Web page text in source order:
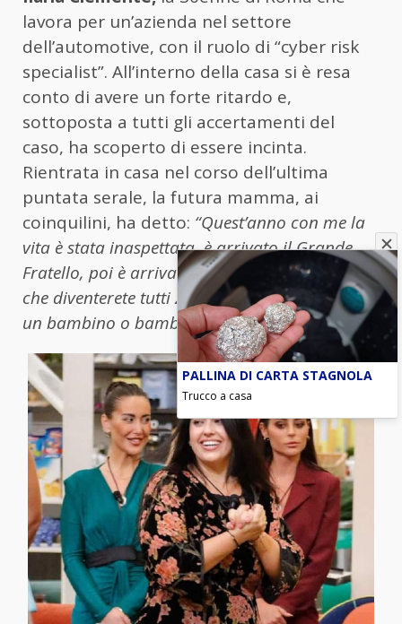
lavora per un’azienda nel settore
dell’automotive, con il ruolo di “cyber risk
specialist”. All’interno della casa si è resa
conto di avere un forte ritardo e,
sottoposta a tutti gli accertamenti del
caso, ha scoperto di essere incinta.
Rientrata in casa nel corso dell’ultima
puntata serale, la futura mamma, ai
coinquilini, ha detto: “Quest’anno con me la
vita è stata inaspettata, è arrivato il Grande
Fratello, poi è arrivato l’amore. Volevo dirvi
che diventerete tutti zii. Io e Dani aspettiamo
un bambino o bambina”.
PALLINA DI CARTA STAGNOLA
Trucco a casa